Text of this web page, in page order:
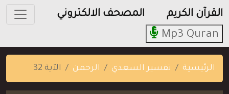
القرآن الكريم المصحف الالكتروني
Mp3 Quran
الرئيسية تفسير السعدي الرحمن الآية 32